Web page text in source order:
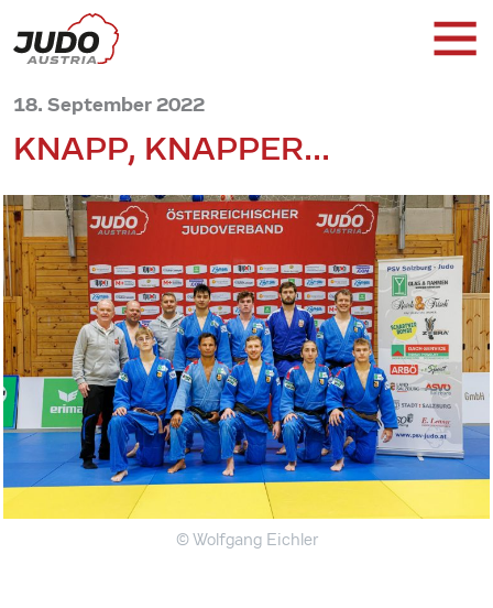
18. September 2022
KNAPP, KNAPPER...
© Wolfgang Eichler